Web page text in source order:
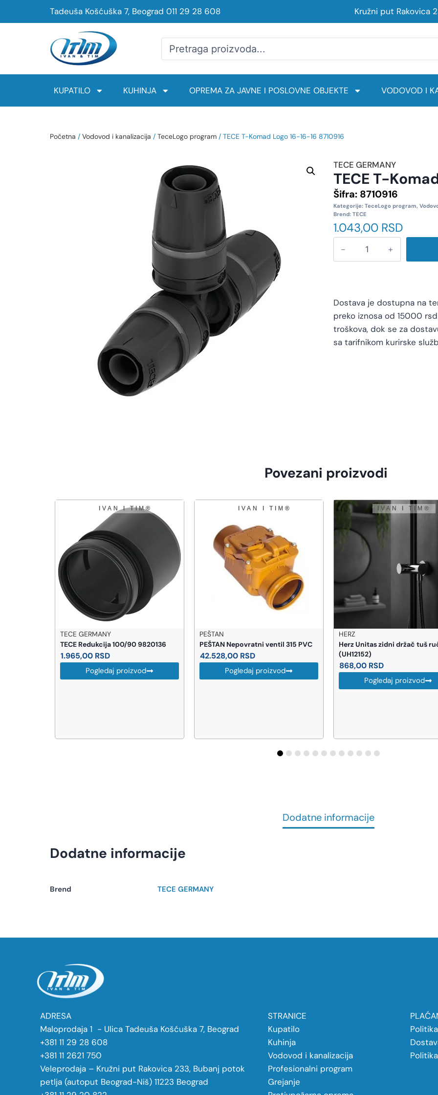
Tadeuša Košćuška 7, Beograd 011 29 28 608 Kružni put Rakovica
KUPATILO KUHINJA OPREMA ZA JAVNE I POSLOVNE OBJEKTE VODOVOD I
Početna / Vodovod i kanalizacija / TeceLogo program / TECE T-Komad Logo 16-16-16 8710916
TECE GERMANY
TECE T-
Šifra: 8710916
Kategorije: TeceLogo program,
Brend: TECE
1.043,00 RSD
Dostava je dostupna na
preko iznosa od 15000
troškova, dok se za
sa tarifnikom kurirske
Povezani proizvodi
TECE GERMANY
TECE Redukcija 100/90 9820136
1.965,00 RSD
Pogledaj proizvod
PEŠTAN
PEŠTAN Nepovratni ventil 315 PVC
42.528,00 RSD
Pogledaj proizvod
HERZ
Herz Unitas zidni držač tuš
(UH12152)
868,00 RSD
Pogledaj proizvod
Dodatne informacije
Dodatne informacije
Brend TECE GERMANY
ADRESA
Maloprodaja 1 - Ulica Tadeuša Košćuška 7, Beograd
+381 11 29 28 608
+381 11 2621 750
Veleprodaja – Kružni put Rakovica 233, Bubanj potok
petlja (autoput Beograd-Niš) 11223 Beograd
STRANICE
Kupatilo
Kuhinja
Vodovod i kanalizacija
Profesionalni program
Grejanje